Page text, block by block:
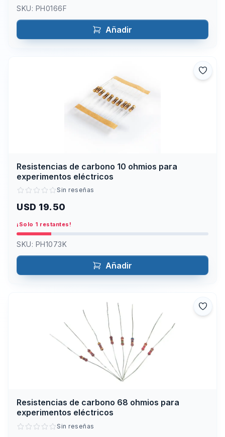
SKU: PH0166F
Añadir
Resistencias de carbono 10 ohmios para
experimentos eléctricos
Sin reseñas
USD 19.50
¡Solo 1 restantes!
SKU: PH1073K
Añadir
Resistencias de carbono 68 ohmios para
experimentos eléctricos
Sin reseñas